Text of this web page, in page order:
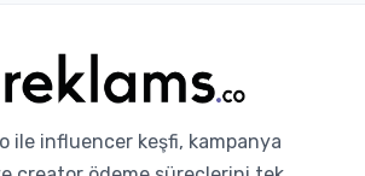
ile influencer keşfi, kampanya